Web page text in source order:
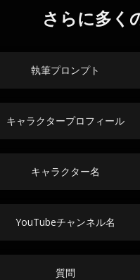
さらに多く
執筆プロンプト
キャラクタープロフィール
キャラクター名
YouTubeチャンネル名
質問